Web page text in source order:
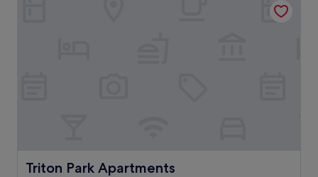
74 €
Triton Park Apartments
Triton Park Apartments